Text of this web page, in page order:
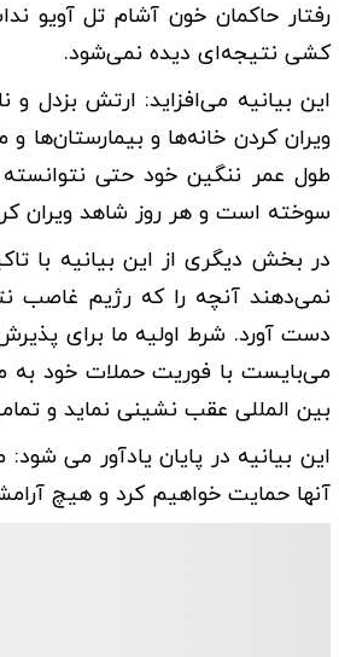
رفتار حاکمان خون آشام تل آویو
کشی نتیجه‌ای دیده نمی‌شود.
این بیانیه می‌افزاید: ارتش بزدل
ویران کردن خانه‌ها و بیمارستان‌ها
طول عمر ننگین خود حتی
سوخته است و هر روز شاهد ویران
در بخش دیگری از این بیانیه با
نمی‌دهند آنچه را که رژیم غاصب
دست آورد. شرط اولیه ما برای
می‌بایست با فوریت حملات خود به
بین المللی عقب نشینی نماید و
این بیانیه در پایان یادآور می
آنها حمایت خواهیم کرد و هیچ